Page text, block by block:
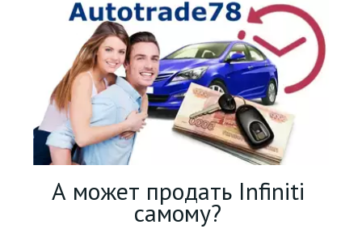
А может продать Infiniti
самому?